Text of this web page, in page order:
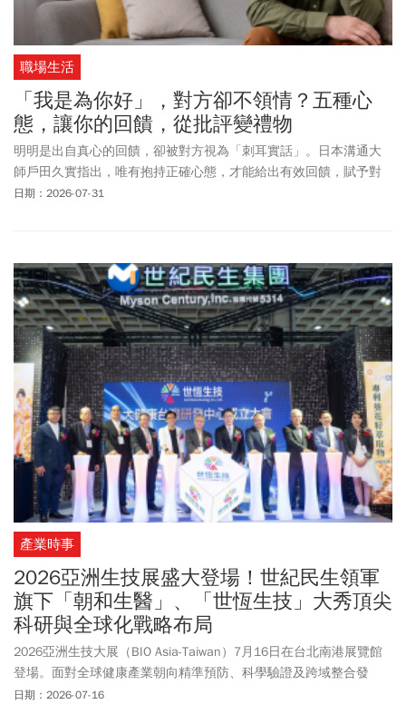
職場生活
「我是為你好」，對方卻不領情？五種心
態，讓你的回饋，從批評變禮物
明明是出自真心的回饋，卻被對方視為「刺耳實話」。日本溝通大
師戶田久實指出，唯有抱持正確心態，才能給出有效回饋，賦予對
方改變的勇氣。
日期：2026-07-31
產業時事
2026亞洲生技展盛大登場！世紀民生領軍
旗下「朝和生醫」、「世恆生技」大秀頂尖
科研與全球化戰略布局
2026亞洲生技大展（BIO Asia-Taiwan）7月16日在台北南港展覽館
登場。面對全球健康產業朝向精準預防、科學驗證及跨域整合發
展，世紀民生集團此次攜旗下世恆生技、朝和生醫參展，從創新原
日期：2026-07-16